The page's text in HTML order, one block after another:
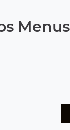
Menus